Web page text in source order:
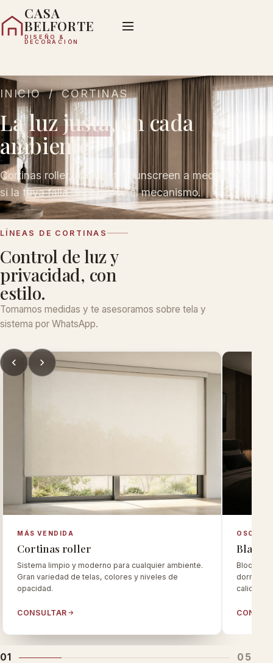
CASA
BELFORTE
DISEÑO &
DECORACIÓN
INICIO/ CORTINAS
Laluz justa, en cada
ambiente.
Cortinas roller, blackout y sunscreen a medida. Y
si la tuya falla, reparamos el mecanismo.
LÍNEAS DE CORTINAS
Control de luz y
privacidad, con
estilo.
Tomamos medidas y te asesoramos sobre tela y
sistema por WhatsApp.
MÁS VENDIDA
Cortinas roller
Sistema limpio y moderno para cualquier ambiente.
Gran variedad de telas, colores y niveles de
opacidad.
CONSULTAR
Bloquean
calidad.
01 05